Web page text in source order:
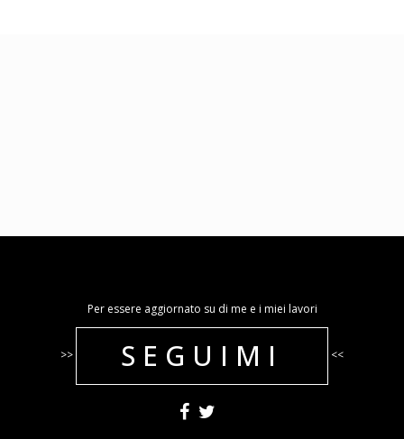
Per essere aggiornato su di me e i miei lavori
>> SEGUIMI <<